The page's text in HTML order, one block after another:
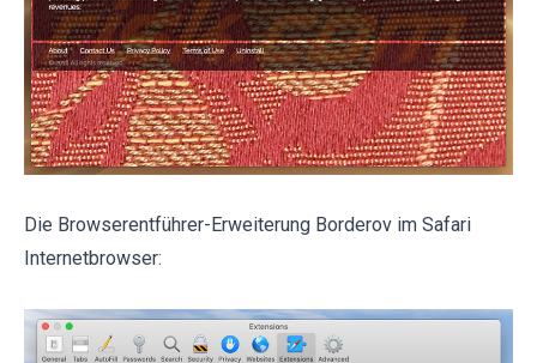
Die Browserentführer-Erweiterung Borderov im Safari
Internetbrowser: